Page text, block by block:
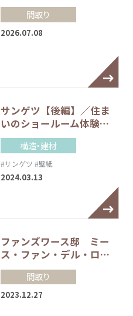
間取り
2026.07.08
サンゲツ【後編】／住ま
いのショールーム体験…
構造・建材
#サンゲツ #壁紙
2024.03.13
ファンズワース邸 ミー
ス・ファン・デル・ロ…
間取り
2023.12.27